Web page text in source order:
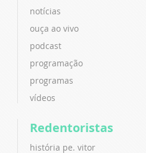
notícias
ouça ao vivo
podcast
programação
programas
vídeos
Redentoristas
história pe. vitor